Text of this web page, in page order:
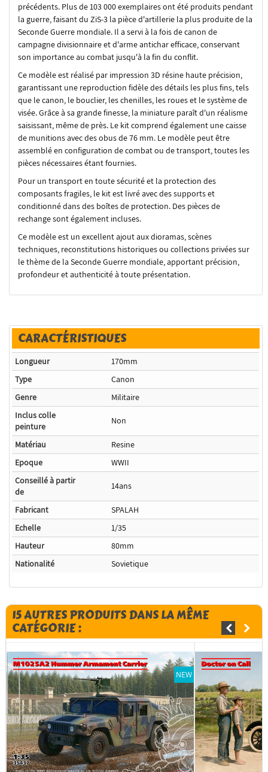
précédents. Plus de 103 000 exemplaires ont été produits pendant
la guerre, faisant du ZiS-3 la pièce d'artillerie la plus produite de la
Seconde Guerre mondiale. Il a servi à la fois de canon de
campagne divisionnaire et d'arme antichar efficace, conservant
son importance au combat jusqu'à la fin du conflit.
Ce modèle est réalisé par impression 3D résine haute précision,
garantissant une reproduction fidèle des détails les plus fins, tels
que le canon, le bouclier, les chenilles, les roues et le système de
visée. Grâce à sa grande finesse, la miniature paraît d'un réalisme
saisissant, même de près. Le kit comprend également une caisse
de munitions avec des obus de 76 mm. Le modèle peut être
assemblé en configuration de combat ou de transport, toutes les
pièces nécessaires étant fournies.
Pour un transport en toute sécurité et la protection des
composants fragiles, le kit est livré avec des supports et
conditionné dans des boîtes de protection. Des pièces de
rechange sont également incluses.
Ce modèle est un excellent ajout aux dioramas, scènes
techniques, reconstitutions historiques ou collections privées sur
le thème de la Seconde Guerre mondiale, apportant précision,
profondeur et authenticité à toute présentation.
CARACTÉRISTIQUES
Longueur
170mm
Type
Canon
Genre
Militaire
Inclus colle
peinture
Non
Matériau
Resine
Epoque
WWII
Conseillé à partir
de
14ans
Fabricant
SPALAH
Echelle
1/35
Hauteur
80mm
Nationalité
Sovietique
15 AUTRES PRODUITS DANS LA MÊME
CATÉGORIE :
NEW